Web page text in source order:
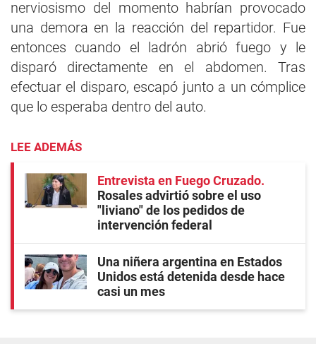
nerviosismo del momento habrían provocado
una demora en la reacción del repartidor. Fue
entonces cuando el ladrón abrió fuego y le
disparó directamente en el abdomen. Tras
efectuar el disparo, escapó junto a un cómplice
que lo esperaba dentro del auto.
LEE ADEMÁS
Entrevista en Fuego Cruzado
Rosales advirtió sobre el uso
"liviano" de los pedidos de
intervención federal
Una niñera argentina en Estados
Unidos está detenida desde hace
casi un mes